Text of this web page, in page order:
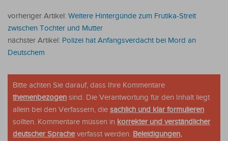
vorheriger Artikel: Weitere Hintergünde zum Frutika-Streit
zwischen Tochter und Mutter
nächster Artikel: Polizei hat Anfangsverdacht bei Mord an
Deutschem
Bitte achten Sie darauf, dass Ihre Kommentare
themenbezogen sind. Die Verantwortung für den Inhalt liegt
allein bei den Verfassern, die sachlich und klar formulieren
sollten. Kommentare müssen in korrekter und verständlicher
deutscher Spracheverfasst werden. Beleidigungen,